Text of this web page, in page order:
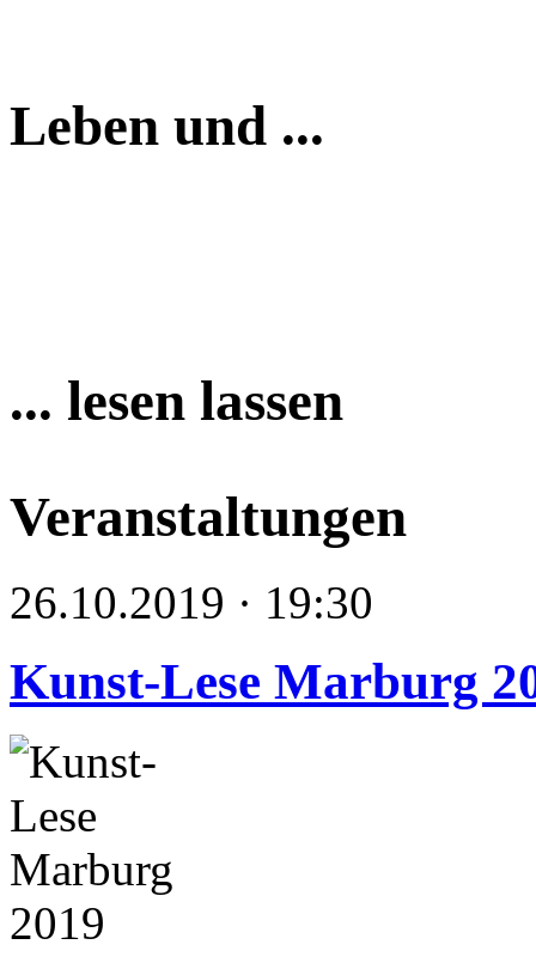
Leben und ...
... lesen lassen
Veranstaltungen
26.10.2019 · 19:30
Kunst-Lese Marburg